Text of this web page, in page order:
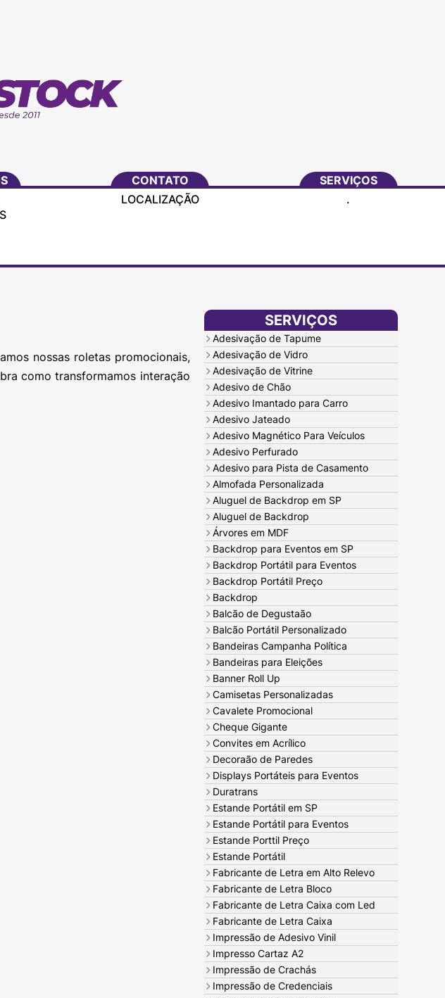
CONTATO
LOCALIZAÇÃO
SERVIÇOS
.
Trabalhos
Contato
nossas roletas promocionais,
como transformamos interação
SERVIÇOS
Adesivação de Tapume
Adesivação de Vidro
Adesivação de Vitrine
Adesivo de Chão
Adesivo Imantado para Carro
Adesivo Jateado
Adesivo Magnético Para Veículos
Adesivo Perfurado
Adesivo para Pista de Casamento
Almofada Personalizada
Aluguel de Backdrop em SP
Aluguel de Backdrop
Árvores em MDF
Backdrop para Eventos em SP
Backdrop Portátil para Eventos
Backdrop Portátil Preço
Backdrop
Balcão de Degustaão
Balcão Portátil Personalizado
Bandeiras Campanha Política
Bandeiras para Eleições
Banner Roll Up
Camisetas Personalizadas
Cavalete Promocional
Cheque Gigante
Convites em Acrílico
Decoraão de Paredes
Displays Portáteis para Eventos
Duratrans
Estande Portátil em SP
Estande Portátil para Eventos
Estande Porttil Preço
Estande Portátil
Fabricante de Letra em Alto Relevo
Fabricante de Letra Bloco
Fabricante de Letra Caixa com Led
Fabricante de Letra Caixa
Impressão de Adesivo Vinil
Impresso Cartaz A2
Impressão de Crachás
Impressão de Credenciais